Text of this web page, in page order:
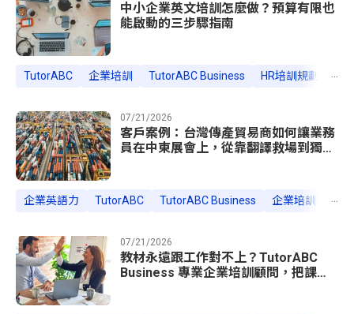
中小企業英文培訓怎麼做？預算有限也
能啟動的三步驟指南
TutorABC 企業培訓 TutorABC Business HR培訓規劃 中
...
07/21/2026
客戶案例：台灣傳產貿易商如何讓業務
員在中東展會上，從靠翻譯救場到獨立
企業英語力 TutorABC TutorABC Business 企業培訓案例
...
07/21/2026
教材永遠跟工作對不上？TutorABC
Business 專業企業培訓顧問，把課程